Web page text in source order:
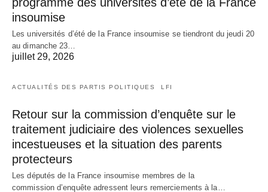
insoumise
Les universités d’été de la France insoumise se tiendront du jeudi 20
au dimanche 23…
juillet 29, 2026
ACTUALITÉS DES PARTIS POLITIQUES LFI
Retour sur la commission d’enquête sur le
traitement judiciaire des violences sexuelles
incestueuses et la situation des parents
protecteurs
Les députés de la France insoumise membres de la
commission d’enquête adressent leurs remerciements à la…